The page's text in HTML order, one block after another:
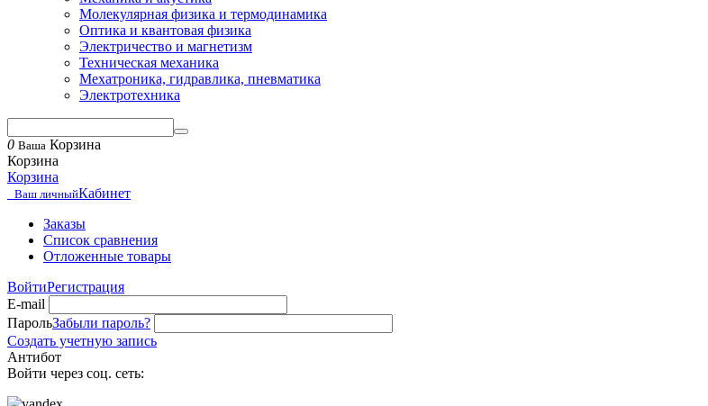
Молекулярная физика и термодинамика
Оптика и квантовая физика
Электричество и магнетизм
Техническая механика
Мехатроника, гидравлика, пневматика
Электротехника
0 Ваша Корзина
Корзина
Корзина
Ваш личныйКабинет
Заказы
Список сравнения
Отложенные товары
ВойтиРегистрация
E-mail
ПарольЗабыли пароль?
Создать учетную запись
Антибот
Войти через соц. сеть: